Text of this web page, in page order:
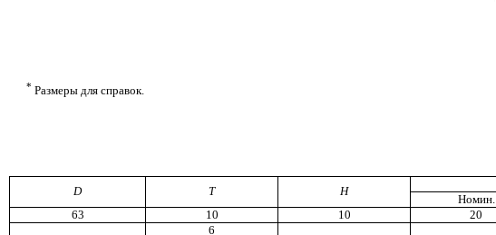
* Размеры для справок.
D Т Н
Номин.
63
10 10 20
6